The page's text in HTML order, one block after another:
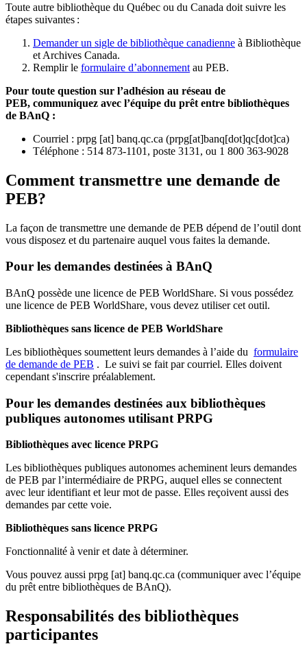
Toute autre bibliothèque du Québec ou du Canada doit suivre les
étapes suivantes :
Demander un sigle de bibliothèque canadienne à Bibliothèque
et Archives Canada.
Remplir le formulaire d’abonnement au PEB.
Pour toute question sur l’adhésion au réseau de
PEB, communiquez avec l’équipe du prêt entre bibliothèques
de BAnQ :
Courriel : prpg [at] banq.qc.ca (prpg[at]banq[dot]qc[dot]ca)
Téléphone : 514 873-1101, poste 3131, ou 1 800 363-9028
Comment transmettre une demande de
PEB?
La façon de transmettre une demande de PEB dépend de l’outil dont
vous disposez et du partenaire auquel vous faites la demande.
Pour les demandes destinées à BAnQ
BAnQ possède une licence de PEB WorldShare. Si vous possédez
une licence de PEB WorldShare, vous devez utiliser cet outil.
Bibliothèques sans licence de PEB WorldShare
Les bibliothèques soumettent leurs demandes à l’aide du formulaire
de demande de PEB . Le suivi se fait par courriel. Elles doivent
cependant s'inscrire préalablement.
Pour les demandes destinées aux bibliothèques
publiques autonomes utilisant PRPG
Bibliothèques avec licence PRPG
Les bibliothèques publiques autonomes acheminent leurs demandes
de PEB par l’intermédiaire de PRPG, auquel elles se connectent
avec leur identifiant et leur mot de passe. Elles reçoivent aussi des
demandes par cette voie.
Bibliothèques sans licence PRPG
Fonctionnalité à venir et date à déterminer.
Vous pouvez aussi prpg [at] banq.qc.ca (communiquer avec l’équipe
du prêt entre bibliothèques de BAnQ).
Responsabilités des bibliothèques
participantes